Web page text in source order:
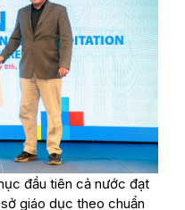
đầu tiên cả nước đạt
giáo dục theo chuẩn